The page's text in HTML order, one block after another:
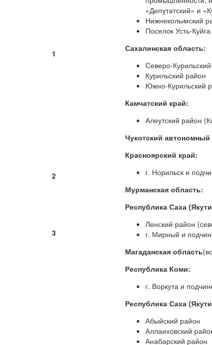
1
«Депутатский» и
Нижнеколымский
Поселок Усть-
Сахалинская область:
Северо-
Курильский район
Южно-Курильский
Камчатский край:
Алеутский район
Чукотский автономный
2
Красноярский край:
г. Норильск и
Мурманская область:
3
Республика Саха
Ленский район
г. Мирный и
Магаданская область
Республика Коми:
г. Воркута и
Республика Саха
Абыйский район
Аллаиховский
Анабарский район